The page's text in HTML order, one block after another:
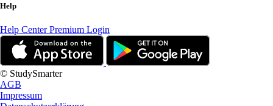
Help
Help CenterPremium Login
© StudySmarter
AGB
Impressum